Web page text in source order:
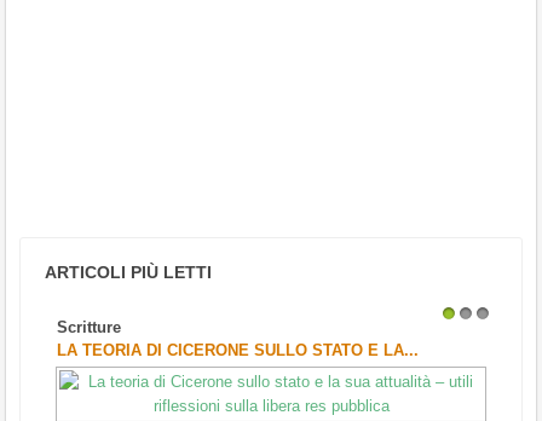
ARTICOLI PIÙ LETTI
Scritture
LA TEORIA DI CICERONE SULLO STATO E LA...